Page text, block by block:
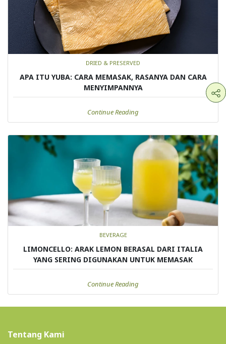
DRIED & PRESERVED
APA ITU YUBA: CARA MEMASAK, RASANYA DAN CARA
MENYIMPANNYA
Continue Reading
BEVERAGE
LIMONCELLO: ARAK LEMON BERASAL DARI ITALIA
YANG SERING DIGUNAKAN UNTUK MEMASAK
Continue Reading
Tentang Kami